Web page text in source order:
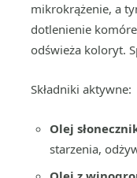
mikrokrążenie, a
dotlenienie
odświeża koloryt.
Składniki aktywne:
Olej
starzenia,